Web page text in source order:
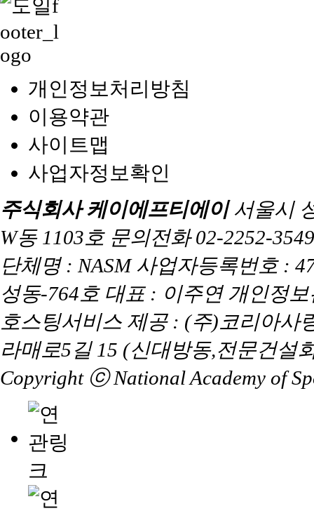
개인정보처리방침
이용약관
사이트맵
사업자정보확인
주식회사 케이에프티에이서울시
W동 1103호 문의전화 02-2252-
단체명 : NASM 사업자등록번호 :
성동-764호 대표 : 이주연 개인정
호스팅서비스 제공 : (주)코리아
라매로5길 15 (신대방동,전문건설
Copyright ⓒ National Academy of